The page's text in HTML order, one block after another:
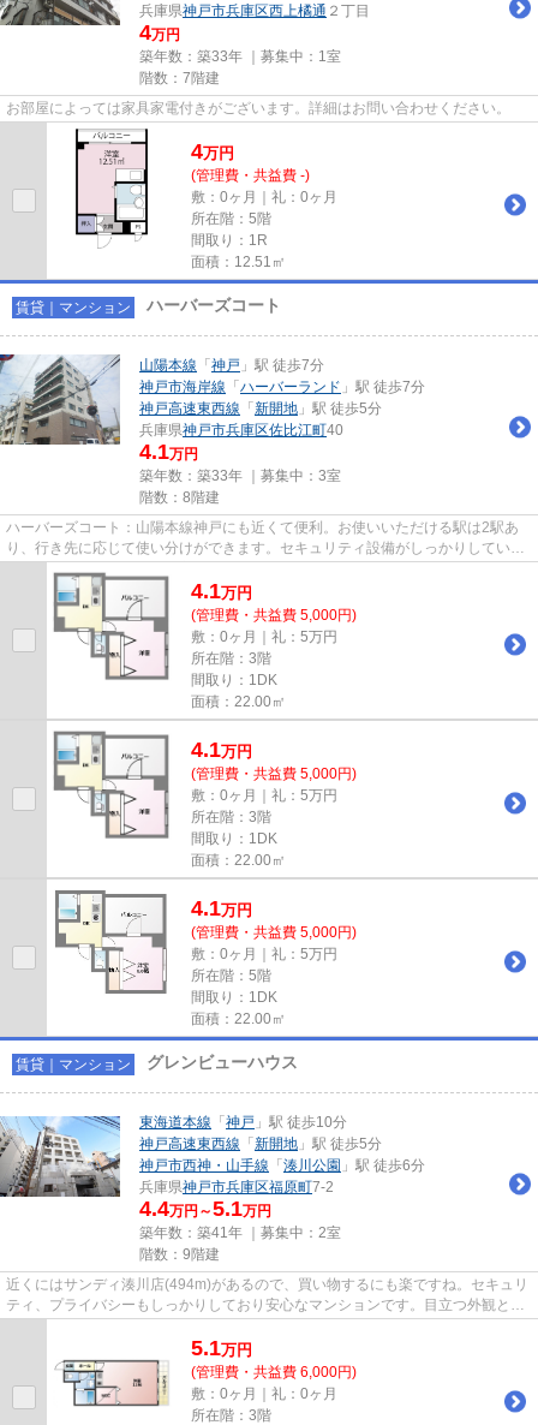
兵庫県神戸市兵庫区西上橘通 ２丁目
4万円
築年数：築33年 ｜募集中： 1室
階数：7階建
お部屋によっては家具家電付きがございます。詳細はお問い合わせください。
4万円
(管理費・共益費 -)
敷：0ヶ月｜礼：0ヶ月
所在階：5階
間取り：1R
面積：12.51㎡
賃貸｜マンション ハーバーズコート
山陽本線 「 神戸 」駅 徒歩7分
神戸市海岸線 「 ハーバーランド 」駅 徒歩7分
神戸高速東西線 「 新開地 」駅 徒歩5分
兵庫県神戸市兵庫区佐比江町40
4.1万円
築年数：築33年 ｜募集中： 3室
階数：8階建
ハーバーズコート：山陽本線神戸にも近くて便利。お使いいただける駅は2駅あ
り、行き先に応じて使い分けができます。セキュリティ設備がしっかりしている
マンション物件です。通風良好...
4.1万円
(管理費・共益費 5,000円)
敷：0ヶ月｜礼：5万円
所在階：3階
間取り：1DK
面積：22.00㎡
4.1万円
(管理費・共益費 5,000円)
敷：0ヶ月｜礼：5万円
所在階：3階
間取り：1DK
面積：22.00㎡
4.1万円
(管理費・共益費 5,000円)
敷：0ヶ月｜礼：5万円
所在階：5階
間取り：1DK
面積：22.00㎡
賃貸｜マンション グレンビューハウス
東海道本線 「 神戸 」駅 徒歩10分
神戸高速東西線 「 新開地 」駅 徒歩5分
神戸市西神・山手線 「 湊川公園 」駅 徒歩6分
兵庫県神戸市兵庫区福原町7-2
4.4万円～5.1万円
築年数：築41年 ｜募集中： 2室
階数：9階建
近くにはサンディ湊川店(494m)があるので、買い物するにも楽ですね。セキュリ
ティ、プライバシーもしっかりしており安心なマンションです。目立つ外観と洗
5.1万円
(管理費・共益費 6,000円)
敷：0ヶ月｜礼：0ヶ月
所在階：3階